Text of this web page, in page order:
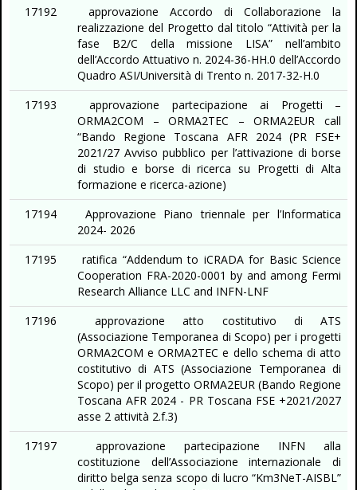
17192
approvazione Accordo di Collaborazione la
realizzazione del Progetto dal titolo “Attività per la
fase B2/C della missione LISA” nell’ambito
dell’Accordo Attuativo n. 2024-36-HH.0 dell’Accordo
Quadro ASI/Università di Trento n. 2017-32-H.0
17193
approvazione partecipazione ai Progetti –
ORMA2COM – ORMA2TEC – ORMA2EUR call
“Bando Regione Toscana AFR 2024 (PR FSE+
2021/27 Avviso pubblico per l’attivazione di borse
di studio e borse di ricerca su Progetti di Alta
formazione e ricerca-azione)
17194
Approvazione Piano triennale per l’Informatica
2024- 2026
17195
ratifica “Addendum to iCRADA for Basic Science
Cooperation FRA-2020-0001 by and among Fermi
Research Alliance LLC and INFN-LNF
17196
approvazione atto costitutivo di ATS
(Associazione Temporanea di Scopo) per i progetti
ORMA2COM e ORMA2TEC e dello schema di atto
costitutivo di ATS (Associazione Temporanea di
Scopo) per il progetto ORMA2EUR (Bando Regione
Toscana AFR 2024 - PR Toscana FSE +2021/2027
asse 2 attività 2.f.3)
17197
approvazione partecipazione INFN alla
costituzione dell’Associazione internazionale di
diritto belga senza scopo di lucro “Km3NeT-AISBL”